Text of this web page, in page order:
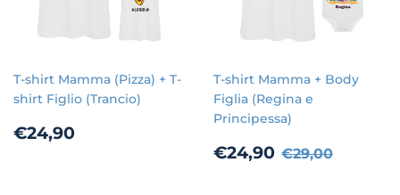
T-shirt Mamma (Pizza) + T-
shirt Figlio (Trancio)
Prezzo
€24,90
T-shirt Mamma + Body
Figlia (Regina e
Principessa)
Prezzo
€24,90 €24,90
Prezzo di
€29,00